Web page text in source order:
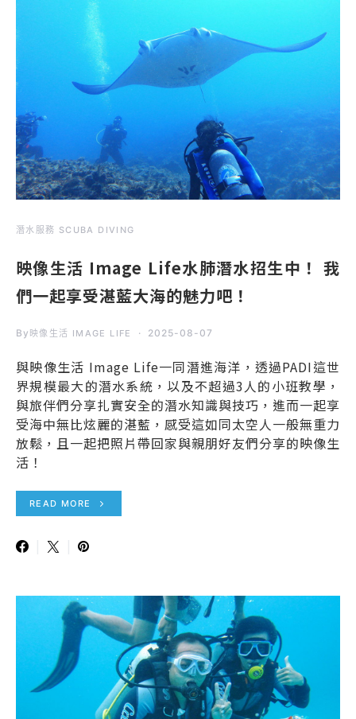
潛水服務 SCUBA DIVING
映像生活 Image Life水肺潛水招生中！ 我
們一起享受湛藍大海的魅力吧！
By 映像生活 IMAGE LIFE 2025-08-07
與映像生活 Image Life一同潛進海洋，透過PADI這世
界規模最大的潛水系統，以及不超過3人的小班教學，
與旅伴們分享扎實安全的潛水知識與技巧，進而一起享
受海中無比炫麗的湛藍，感受這如同太空人一般無重力
放鬆，且一起把照片帶回家與親朋好友們分享的映像生
活！
READ MORE